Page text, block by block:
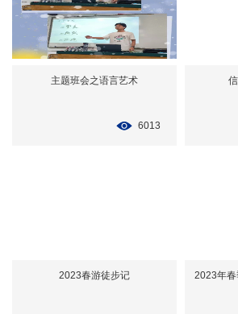
主题班会之语言艺术
6013
2023春游徒步记 2023年